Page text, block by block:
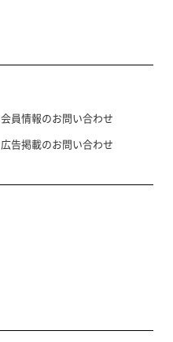
会員情報のお問い合わせ
広告掲載のお問い合わせ